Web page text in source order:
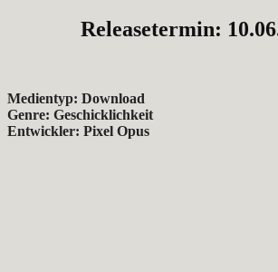
Releasetermin:
Medientyp: Download
Genre: Geschicklichkeit
Entwickler: Pixel Opus